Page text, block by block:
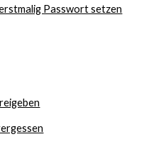
Passwort setzen